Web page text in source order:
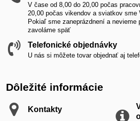
V čase od 8,00 do 20,00 počas
20,00 počas vikendov a sviatkov sme
Pokiaľ sme zaneprázdnení a nevieme
zavoláme späť
Telefonické objednávky
U nás si môžete tovar objednať aj
Dôležité informácie
Kontakty